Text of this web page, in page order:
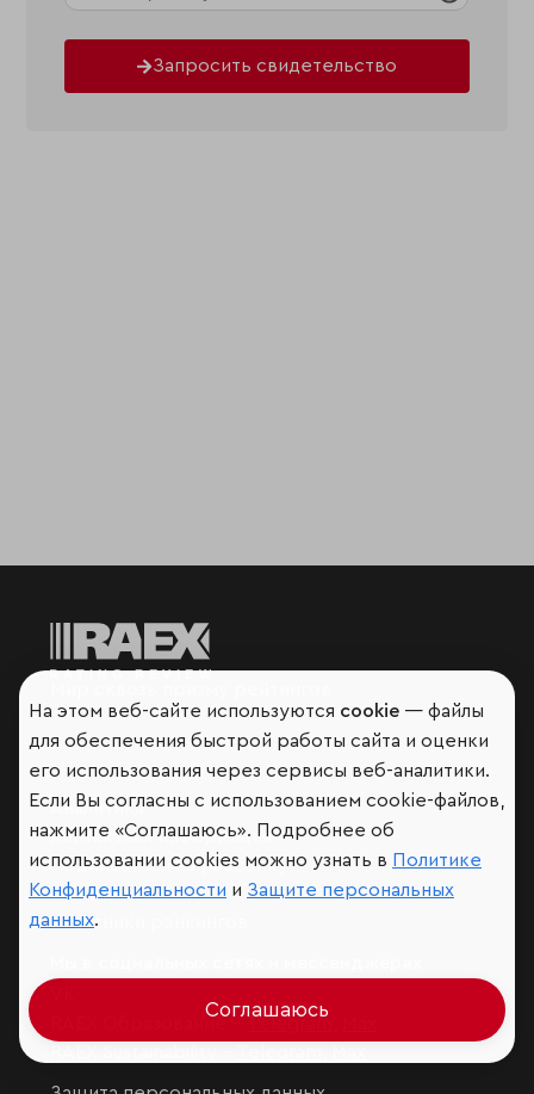
Запросить свидетельство
Аналитика
Контактная информация
Подписаться на рассылку
Обратная связь
Участники рэнкингов
На этом веб-сайте используются cookie — файлы
для обеспечения быстрой работы сайта и оценки
его использования через сервисы веб-аналитики.
Если Вы согласны с использованием cookie-файлов,
нажмите «Соглашаюсь». Подробнее об
использовании cookies можно узнать в Политике
Конфиденциальности и Защите персональных
данных.
Соглашаюсь